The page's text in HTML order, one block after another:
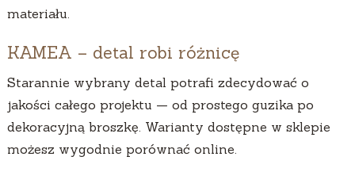
materiału.
KAMEA – detal robi różnicę
Starannie wybrany detal potrafi zdecydować o
jakości całego projektu — od prostego guzika po
dekoracyjną broszkę. Warianty dostępne w sklepie
możesz wygodnie porównać online.